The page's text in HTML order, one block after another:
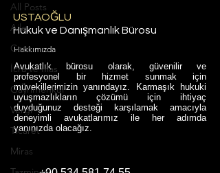
All Posts
Aile
Ceza
İcra ve İflas
Gayrimenkul
Vergi
Ticaret
Miras
USTAOĞLU
Hukuk ve Danışmanlık Bürosu
Hakkımızda
Avukatlık bürosu olarak, güvenilir ve
profesyonel bir hizmet sunmak için
müvekillerimizin yanındayız. Karmaşık hukuki
uyuşmazlıkların çözümü için ihtiyaç
duyduğunuz desteği karşılamak amacıyla
deneyimli avukatlarımız ile her adımda
yanınızda olacağız.